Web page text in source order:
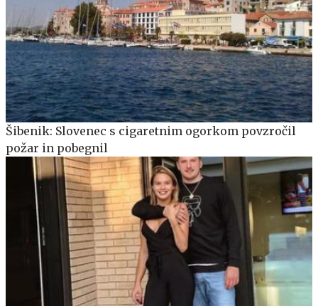
Šibenik: Slovenec s cigaretnim ogorkom povzročil
požar in pobegnil